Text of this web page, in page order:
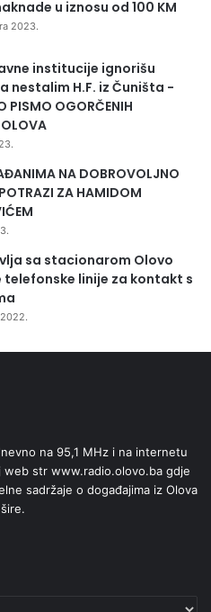
u iznosu od 100 KM
2023.
institucije ignorišu
nestalim H.F. iz Čuništa -
PISMO OGORČENIH
NA DOBROVOLJNO
ZA HAMIDOM
sa stacionarom Olovo
telefonske linije za kontakt s
na 95,1 MHz i na internetu
web str www.radio.olovo.ba gdje
sadržaje o događajima iz Olova